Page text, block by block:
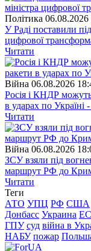
Полiтика 06.08.2026
У Раді поставили
цифрової
Читати
Війна 06.08.2026
Росія і КНДР можуть
в ударах по Україні
Читати
Війна 06.08.2026
ЗСУ взяли під
маршрут РФ до
Читати
Теги
АТО УПЦ РФ США
Донбасс Украина ЕС
ГПУ суд війна в
НАБУ пожар